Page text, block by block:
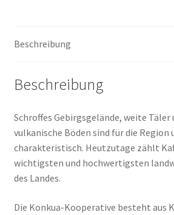
Beschreibung
Beschreibung
Schroffes Gebirgsgelände, weite
vulkanische Böden sind für die Region
charakteristisch. Heutzutage zählt
wichtigsten und hochwertigsten
des Landes.
Die Konkua-Kooperative besteht aus